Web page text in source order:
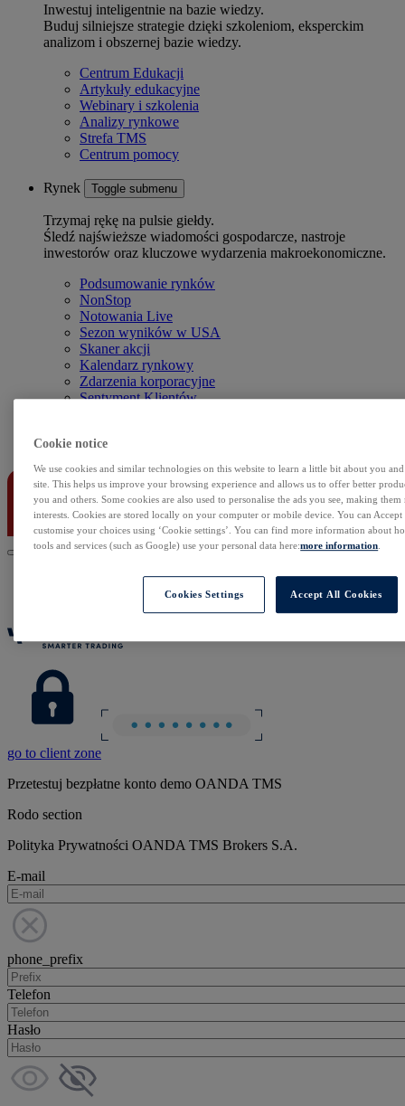
Inwestuj inteligentnie na bazie wiedzy.
Buduj silniejsze strategie dzięki szkoleniom, eksperckim
analizom i obszernej bazie wiedzy.
Centrum Edukacji
Artykuły edukacyjne
Webinary i szkolenia
Analizy rynkowe
Strefa TMS
Centrum pomocy
Rynek Toggle submenu
Trzymaj rękę na pulsie giełdy.
Śledź najświeższe wiadomości gospodarcze, nastroje
inwestorów oraz kluczowe wydarzenia makroekonomiczne.
Podsumowanie rynków
NonStop
Notowania Live
Sezon wyników w USA
Skaner akcji
Kalendarz rynkowy
Zdarzenia korporacyjne
Sentyment Klientów
Kontakt
go to client zone
Przetestuj bezpłatne konto demo OANDA TMS
Rodo section
Polityka Prywatności OANDA TMS Brokers S.A.
E-mail
phone_prefix
Telefon
Hasło
Cookie notice
We use cookies and similar technologies on this website to learn a little bit about you
site. This helps us improve your browsing experience and allows us to offer better
you and others. Some cookies are also used to personalise the ads you see, making
interests. Cookies are stored locally on your computer or mobile device. You can
customise your choices using ‘Cookie settings’. You can find more information about
tools and services (such as Google) use your personal data here:more information
Cookies Settings Accept All Cookies